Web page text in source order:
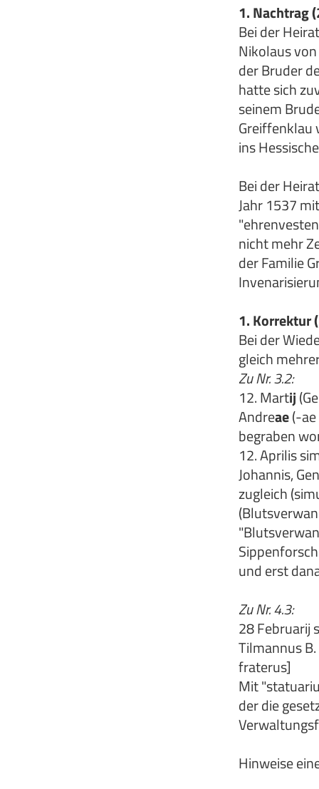
1. Nachtrag
Bei der
Nikolaus
der Bruder
hatte sich
seinem
Greiffenklau
ins
Bei der
Jahr 1537
nicht mehr
der Familie
1. Korrektur
Bei der
gleich
Zu Nr. 3.2:
12. Martij
Andreae(-
begraben
12. Aprilis
Johannis,
zugleich
und erst
Zu Nr. 4.3:
28 Februarij
Tilmannus
fraterus]
Mit
der die
Hinweise